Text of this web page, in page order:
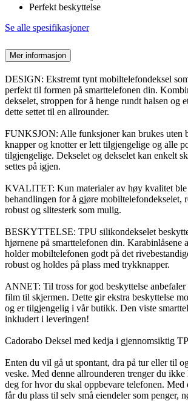
Perfekt beskyttelse
Se alle spesifikasjoner
Mer informasjon
DESIGN: Ekstremt tynt mobiltelefondeksel
perfekt til formen på smarttelefonen din.
dekselet, stroppen for å henge rundt halsen og
dette settet til en allrounder.
FUNKSJON: Alle funksjoner kan brukes uten
knapper og knotter er lett tilgjengelige og alle
tilgjengelige. Dekselet og dekselet kan enkelt
settes på igjen.
KVALITET: Kun materialer av høy kvalitet
behandlingen for å gjøre mobiltelefondekselet,
robust og slitesterk som mulig.
BESKYTTELSE: TPU silikondekselet
hjørnene på smarttelefonen din. Karabinlåsene
holder mobiltelefonen godt på det
robust og holdes på plass med trykknapper.
ANNET: Til tross for god beskyttelse anbefaler
film til skjermen. Dette gir ekstra beskyttelse
og er tilgjengelig i vår butikk. Den viste
inkludert i leveringen!
Cadorabo Deksel med kedja i gjennomsiktig
Enten du vil gå ut spontant, dra på tur eller til
veske. Med denne allrounderen trenger du ikke
deg for hvor du skal oppbevare telefonen. Med
får du plass til selv små eiendeler som penger,